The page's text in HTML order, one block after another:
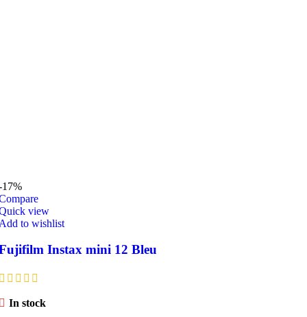
17%
view
to wishlist
Instax mini 12 Bleu
In stock